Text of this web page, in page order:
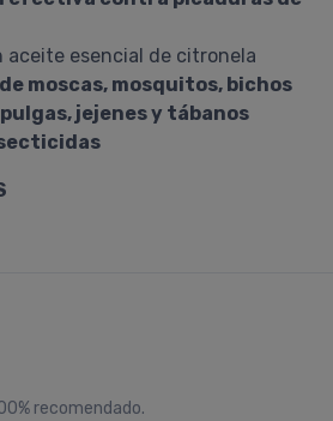
aceite esencial de citronela
moscas, mosquitos, bichos
jejenes y tábanos
recomendado.